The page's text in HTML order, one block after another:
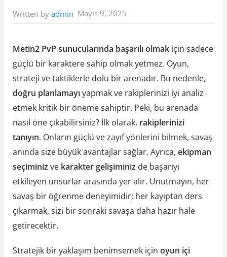
Written by admin Mayıs 9, 2025
Metin2 PvP sunucularında başarılı olmakiçin sadece
güçlü bir karaktere sahip olmak yetmez. Oyun,
strateji ve taktiklerle dolu bir arenadır. Bu nedenle,
doğru planlamayıyapmak ve rakiplerinizi iyi analiz
etmek kritik bir öneme sahiptir. Peki, bu arenada
nasıl öne çıkabilirsiniz? İlk olarak, rakiplerinizi
tanıyın. Onların güçlü ve zayıf yönlerini bilmek, savaş
anında size büyük avantajlar sağlar. Ayrıca, ekipman
seçiminiz ve karakter gelişiminiz de başarıyı
etkileyen unsurlar arasında yer alır. Unutmayın, her
savaş bir öğrenme deneyimidir; her kayıptan ders
çıkarmak, sizi bir sonraki savaşa daha hazır hale
getirecektir.
Stratejik bir yaklaşım benimsemek için oyun içi